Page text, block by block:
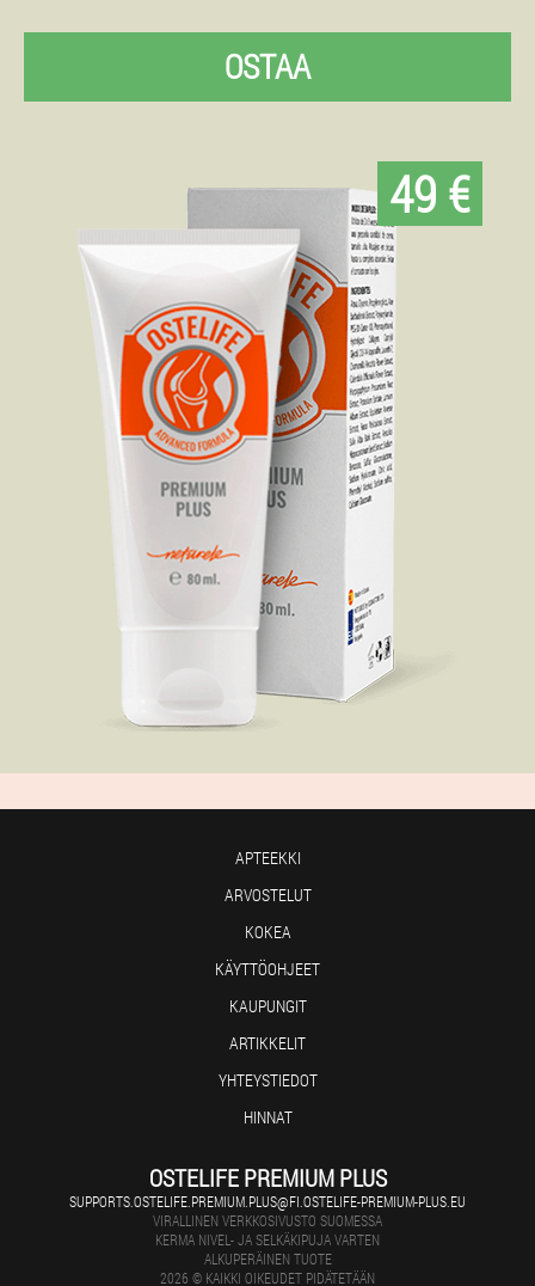
OSTAA
49 €
APTEEKKI
ARVOSTELUT
KOKEA
KÄYTTÖOHJEET
KAUPUNGIT
ARTIKKELIT
YHTEYSTIEDOT
HINNAT
OSTELIFE PREMIUM PLUS
SUPPORTS.OSTELIFE.PREMIUM.PLUS@FI.OSTELIFE-PREMIUM-PLUS.EU
VIRALLINEN VERKKOSIVUSTO SUOMESSA
KERMA NIVEL- JA SELKÄKIPUJA VARTEN
ALKUPERÄINEN TUOTE
2026 © KAIKKI OIKEUDET PIDÄTETÄÄN